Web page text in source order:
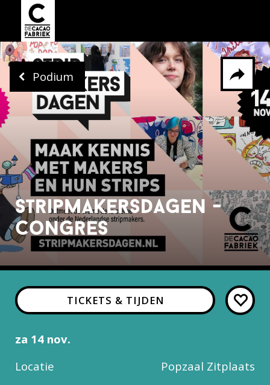
stripmakersdagen -
congres
Delen via
Facebook Whatsapp
Podium
TICKETS & TIJDEN
za 14 nov.
Locatie
Popzaal Zitplaats